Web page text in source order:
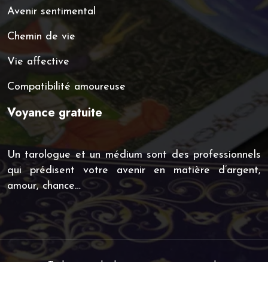
Avenir sentimental
Chemin de vie
Vie affective
Compatibilité amoureuse
Voyance gratuite
Un tarologue et un médium sont des professionnels
qui prédisent votre avenir en matière d’argent,
amour, chance…